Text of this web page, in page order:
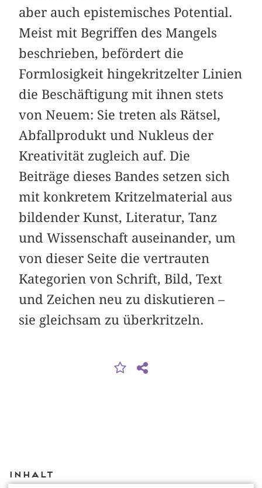
aber auch epistemisches Potential.
Meist mit Begriffen des Mangels
beschrieben, befördert die
Formlosigkeit hingekritzelter Linien
die Beschäftigung mit ihnen stets
von Neuem: Sie treten als Rätsel,
Abfallprodukt und Nukleus der
Kreativität zugleich auf. Die
Beiträge dieses Bandes setzen sich
mit konkretem Kritzelmaterial aus
bildender Kunst, Literatur, Tanz
und Wissenschaft auseinander, um
von dieser Seite die vertrauten
Kategorien von Schrift, Bild, Text
und Zeichen neu zu diskutieren –
sie gleichsam zu überkritzeln.
Inhalt